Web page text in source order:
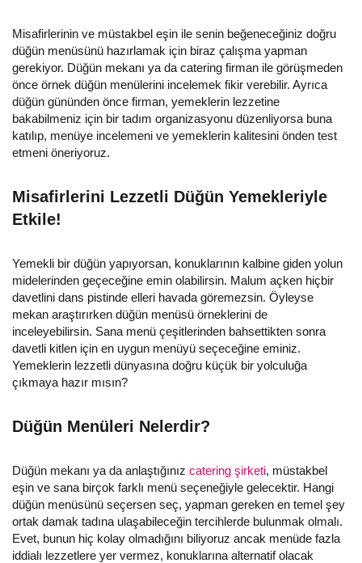
Misafirlerinin ve müstakbel eşin ile senin beğeneceğiniz doğru
düğün menüsünü hazırlamak için biraz çalışma yapman
gerekiyor. Düğün mekanı ya da catering firman ile görüşmeden
önce örnek düğün menülerini incelemek fikir verebilir. Ayrıca
düğün gününden önce firman, yemeklerin lezzetine
bakabilmeniz için bir tadım organizasyonu düzenliyorsa buna
katılıp, menüye incelemeni ve yemeklerin kalitesini önden test
etmeni öneriyoruz.
Misafirlerini Lezzetli Düğün Yemekleriyle
Etkile!
Yemekli bir düğün yapıyorsan, konuklarının kalbine giden yolun
midelerinden geçeceğine emin olabilirsin. Malum açken hiçbir
davetlini dans pistinde elleri havada göremezsin. Öyleyse
mekan araştırırken düğün menüsü örneklerini de
inceleyebilirsin. Sana menü çeşitlerinden bahsettikten sonra
davetli kitlen için en uygun menüyü seçeceğine eminiz.
Yemeklerin lezzetli dünyasına doğru küçük bir yolculuğa
çıkmaya hazır mısın?
Düğün Menüleri Nelerdir?
Düğün mekanı ya da anlaştığınız catering şirketi, müstakbel
eşin ve sana birçok farklı menü seçeneğiyle gelecektir. Hangi
düğün menüsünü seçersen seç, yapman gereken en temel şey
ortak damak tadına ulaşabileceğin tercihlerde bulunmak olmalı.
Evet, bunun hiç kolay olmadığını biliyoruz ancak menüde fazla
iddialı lezzetlere yer vermez, konuklarına alternatif olacak